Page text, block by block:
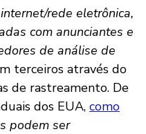
rede eletrônica,
com anunciantes e
de análise de
terceiros através do
de rastreamento. De
dos EUA, como
podem ser